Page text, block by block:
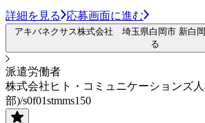
詳細を見る 応募画面に進む
アキバネクサス株式会社 埼玉県白岡市 新白
る
派遣労働者
株式会社ヒト・コミュニケーションズ
部)/s0f01stmms150